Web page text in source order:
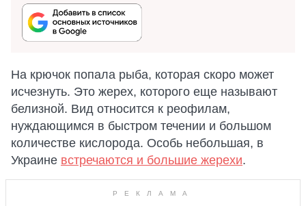
На крючок попала рыба, которая скоро может
исчезнуть. Это жерех, которого еще называют
белизной. Вид относится к реофилам,
нуждающимся в быстром течении и большом
количестве кислорода. Особь небольшая, в
Украине встречаются и большие жерехи.